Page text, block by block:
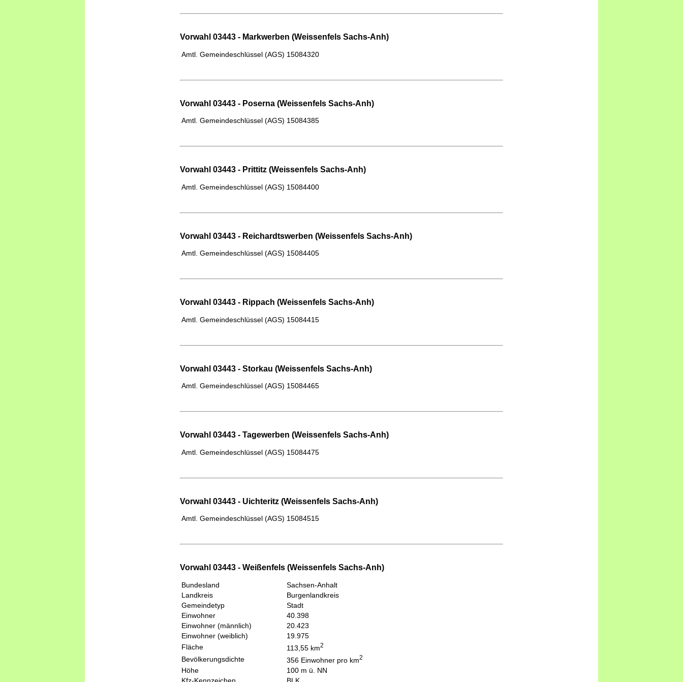
Vorwahl 03443 - Markwerben (Weissenfels Sachs-Anh)
Amtl. Gemeindeschlüssel (AGS) 15084320
Vorwahl 03443 - Poserna (Weissenfels Sachs-Anh)
Amtl. Gemeindeschlüssel (AGS) 15084385
Vorwahl 03443 - Prittitz (Weissenfels Sachs-Anh)
Amtl. Gemeindeschlüssel (AGS) 15084400
Vorwahl 03443 - Reichardtswerben (Weissenfels Sachs-Anh)
Amtl. Gemeindeschlüssel (AGS) 15084405
Vorwahl 03443 - Rippach (Weissenfels Sachs-Anh)
Amtl. Gemeindeschlüssel (AGS) 15084415
Vorwahl 03443 - Storkau (Weissenfels Sachs-Anh)
Amtl. Gemeindeschlüssel (AGS) 15084465
Vorwahl 03443 - Tagewerben (Weissenfels Sachs-Anh)
Amtl. Gemeindeschlüssel (AGS) 15084475
Vorwahl 03443 - Uichteritz (Weissenfels Sachs-Anh)
Amtl. Gemeindeschlüssel (AGS) 15084515
Vorwahl 03443 - Weißenfels (Weissenfels Sachs-Anh)
Bundesland
Sachsen-Anhalt
Landkreis
Burgenlandkreis
Gemeindetyp
Stadt
Einwohner
40.398
Einwohner (männlich)
20.423
Einwohner (weiblich)
19.975
Fläche
113,55 km2
Bevölkerungsdichte 356 Einwohner pro km2
Höhe
100 m ü. NN
Kfz-Kennzeichen
BLK